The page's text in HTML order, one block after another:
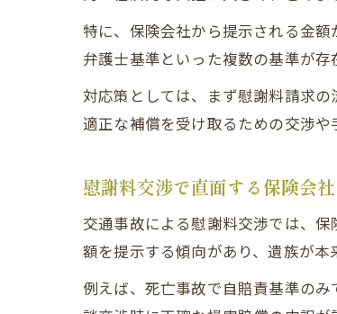
特に、保険会社から提示される金
弁護士基準といった複数の基準が
対応策としては、まず慰謝料請求
適正な補償を受け取るための交渉や
慰謝料交渉で直面する保険会
交通事故による慰謝料交渉では、
額を提示する傾向があり、遺族が本
例えば、死亡事故で自賠責基準の